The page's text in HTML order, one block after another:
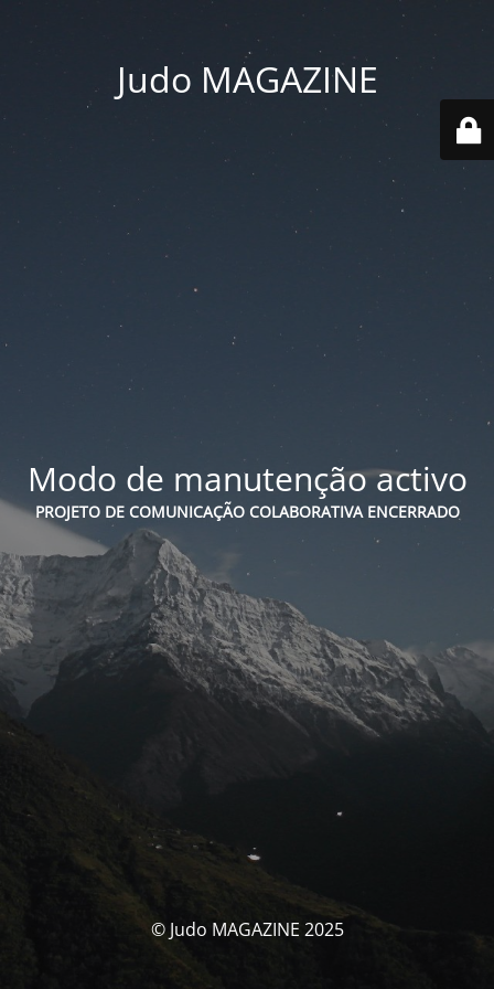
Judo MAGAZINE
Modo de manutenção activo
PROJETO DE COMUNICAÇÃO COLABORATIVA ENCERRADO
© Judo MAGAZINE 2025